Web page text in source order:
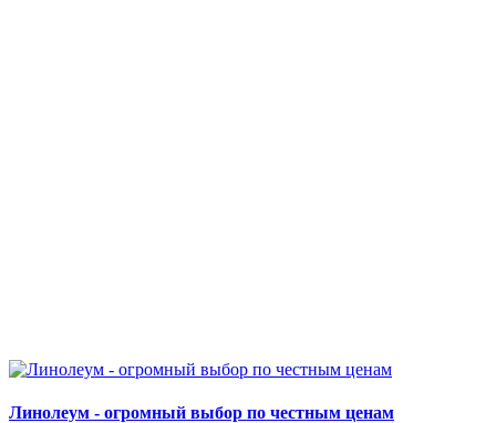
Линолеум - огромный выбор по честным ценам